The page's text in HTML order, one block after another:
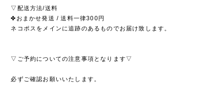
▽配送方法/送料
✤おまかせ発送 / 送料一律300円
ネコポスをメインに追跡のあるものでお届け致します。
▽ご予約についての注意事項となります▽
必ずご確認お願いいたします。